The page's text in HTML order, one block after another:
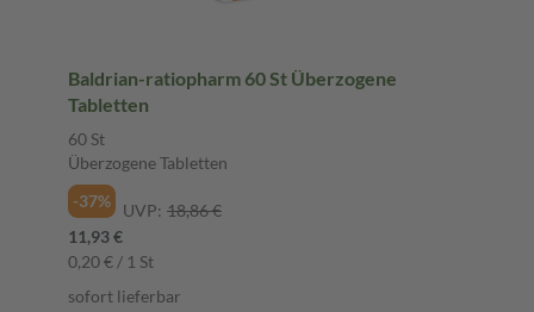
Baldrian-ratiopharm 60 St Überzogene
Tabletten
60 St
Überzogene Tabletten
-37%
UVP: 18,86 €
11,93 €
0,20 € / 1 St
sofort lieferbar